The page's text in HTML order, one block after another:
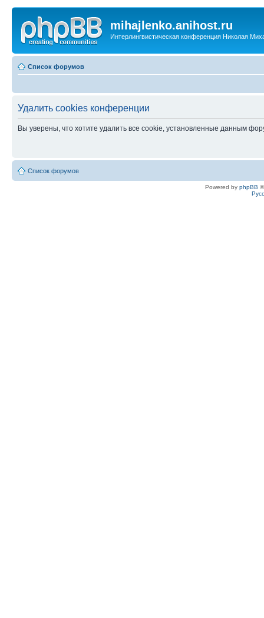
mihajlenko.anihost.ru
Интерлингвистическая конференция Николая
Список форумов
Удалить cookies конференции
Вы уверены, что хотите удалить все cookie, установленные данным
Список форумов
Powered by phpBB